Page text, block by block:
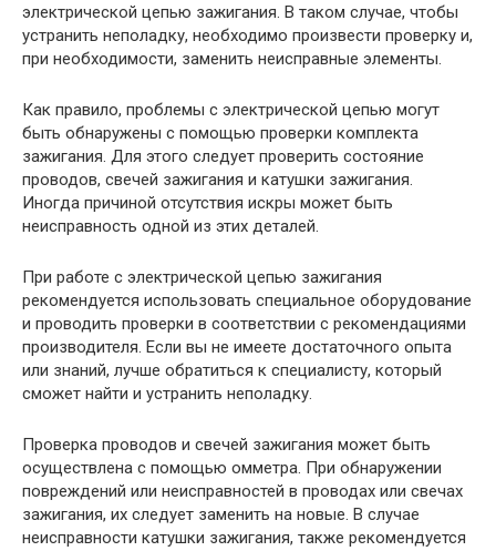
электрической цепью зажигания. В таком случае, чтобы
устранить неполадку, необходимо произвести проверку и,
при необходимости, заменить неисправные элементы.
Как правило, проблемы с электрической цепью могут
быть обнаружены с помощью проверки комплекта
зажигания. Для этого следует проверить состояние
проводов, свечей зажигания и катушки зажигания.
Иногда причиной отсутствия искры может быть
неисправность одной из этих деталей.
При работе с электрической цепью зажигания
рекомендуется использовать специальное оборудование
и проводить проверки в соответствии с рекомендациями
производителя. Если вы не имеете достаточного опыта
или знаний, лучше обратиться к специалисту, который
сможет найти и устранить неполадку.
Проверка проводов и свечей зажигания может быть
осуществлена с помощью омметра. При обнаружении
повреждений или неисправностей в проводах или свечах
зажигания, их следует заменить на новые. В случае
неисправности катушки зажигания, также рекомендуется